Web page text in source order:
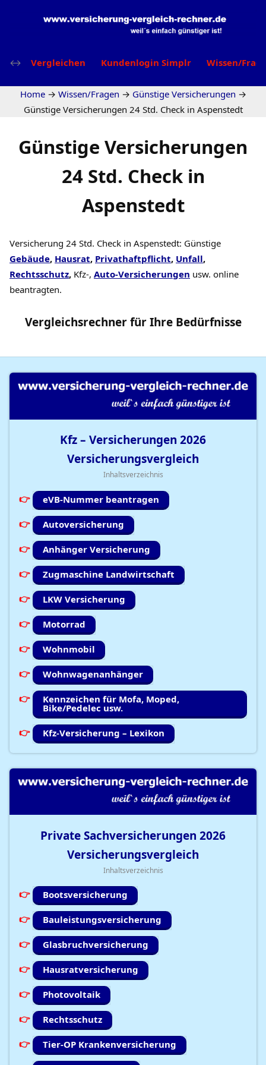
Vergleichen Kundenlogin Simplr Wissen/
Home → Wissen/Fragen → Günstige Versicherungen →
Günstige Versicherungen 24 Std. Check in Aspenstedt
Günstige Versicherungen
24 Std. Check in
Aspenstedt
Versicherung 24 Std. Check in Aspenstedt: Günstige
Gebäude, Hausrat, Privathaftpflicht, Unfall,
Rechtsschutz, Kfz-, Auto-Versicherungen usw. online
beantragten.
Vergleichsrechnerfür Ihre Bedürfnisse
Kfz – Versicherungen 2026
Versicherungsvergleich
Inhaltsverzeichnis
eVB-Nummer beantragen
Autoversicherung
Anhänger Versicherung
Zugmaschine Landwirtschaft
LKW Versicherung
Motorrad
Wohnmobil
Wohnwagenanhänger
Kennzeichen für Mofa, Moped,
Bike/Pedelec usw.
Kfz-Versicherung – Lexikon
Private Sachversicherungen 2026
Versicherungsvergleich
Inhaltsverzeichnis
Bootsversicherung
Bauleistungsversicherung
Glasbruchversicherung
Hausratversicherung
Photovoltaik
Rechtsschutz
Tier-OP Krankenversicherung